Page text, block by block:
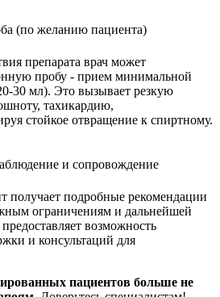
(по желанию пациента)
препарата врач может
пробу - прием минимальной
30 мл). Это вызывает резкую
тахикардию,
стойкое отвращение к спиртному.
и сопровождение
получает подробные рекомендации
ограничениям и дальнейшей
возможность
и консультаций для
пациентов больше не